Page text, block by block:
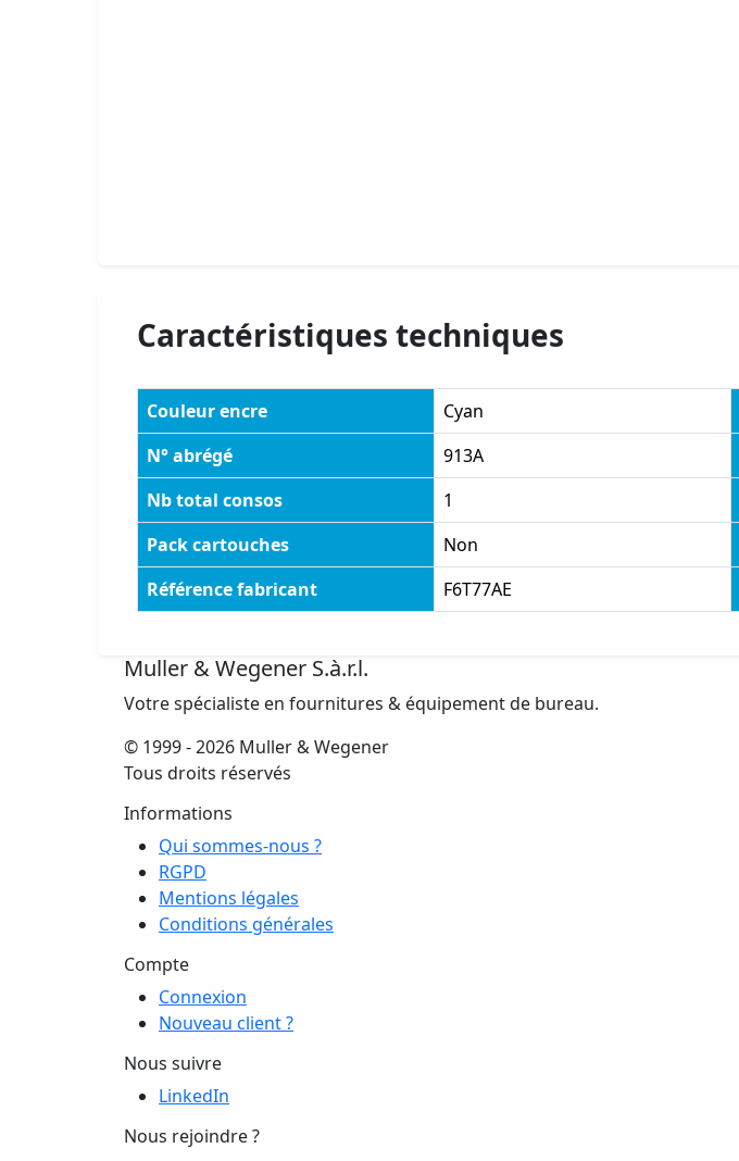
Caractéristiques techniques
Couleur encre Cyan
N° abrégé
913A
Nb total consos
1
Pack cartouches
Non
Référence fabricant
F6T77AE
Muller & Wegener S.à.r.l.
Votre spécialiste en fournitures & équipement de bureau.
© 1999 - 2026 Muller & Wegener
Tous droits réservés
Informations
Qui sommes-nous ?
RGPD
Mentions légales
Conditions générales
Compte
Connexion
Nouveau client ?
Nous suivre
LinkedIn
Nous rejoindre ?